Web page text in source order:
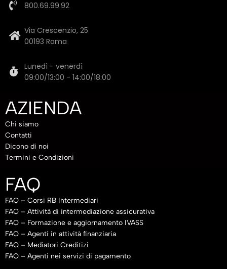
800.69.99.92
Via Crescenzio, 25
00193 Roma
Lunedì - venerdì
09:00/13:00 - 14:00/18:00
AZIENDA
Chi siamo
Contatti
Dicono di noi
Termini e Condizioni
FAQ
FAQ – Corsi RB Intermediari
FAQ – Attività di intermediazione assicurativa
FAQ – Formazione e aggiornamento IVASS
FAQ – Agenti in attività finanziaria
FAQ – Mediatori Creditizi
FAQ – Agenti nei servizi di pagamento